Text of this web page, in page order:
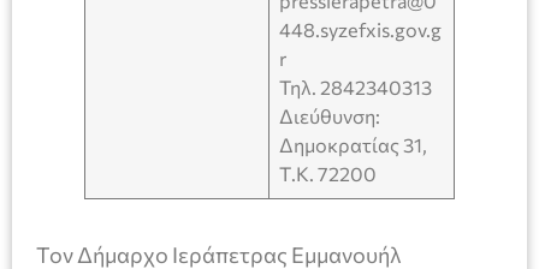
448.syzefxis.gov.g
r
Τηλ. 2842340313
Διεύθυνση:
Δημοκρατίας 31,
Τ.Κ. 72200
Τον Δήμαρχο Ιεράπετρας Εμμανουήλ